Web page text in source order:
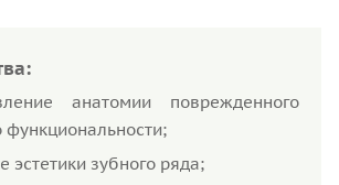
анатомии поврежденного
функциональности;
эстетики зубного ряда;